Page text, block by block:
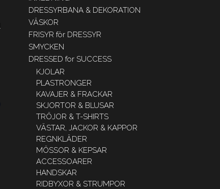
DRESSYRBANA & DEKORATION
VÄSKOR
FRISYR för DRESSYR
SMYCKEN
DRESSED for SUCCESS
KJOLAR
PLASTRONGER
KAVAJER & FRACKAR
SKJORTOR & BLUSAR
TRÖJOR & T-SHIRTS
VÄSTAR, JACKOR & KAPPOR
REGNKLÄDER
MÖSSOR & KEPSAR
ACCESSOARER
HANDSKAR
RIDBYXOR & STRUMPOR